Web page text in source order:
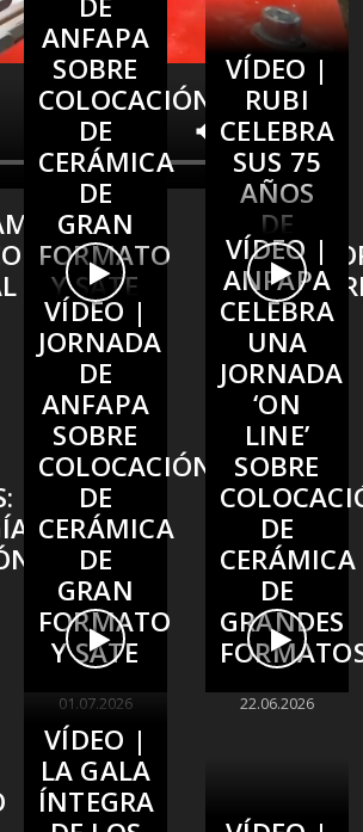
ANFAPA
SOBRE
COLOCACIÓN
DE
CERÁMICA
DE
GRAN
FORMATO
Y SATE
15.07.2026
VÍDEO |
RUBI
CELEBRA
SUS 75
AÑOS
DE
10.07.2026
VÍDEO |
JORNADA
DE
ANFAPA
SOBRE
COLOCACIÓN
DE
CERÁMICA
DE
GRAN
FORMATO
Y SATE
01.07.2026
VÍDEO |
ANFAPA
CELEBRA
UNA
JORNADA
‘ON
LINE’
SOBRE
DE
CERÁMICA
DE
GRANDES
22.06.2026
VÍDEO |
LA GALA
ÍNTEGRA